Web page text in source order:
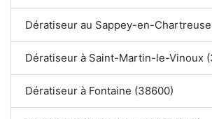
Dératiseur au Sappey-en-
Dératiseur à Saint-Martin-le-Vinoux
Dératiseur à Fontaine (38600)